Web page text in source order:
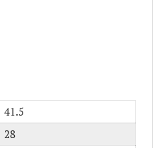
41.5
28